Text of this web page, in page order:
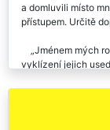
a domluvili místo
přístupem. Určitě
Jménem mých
vyklízení jejich
doporučovat dál.